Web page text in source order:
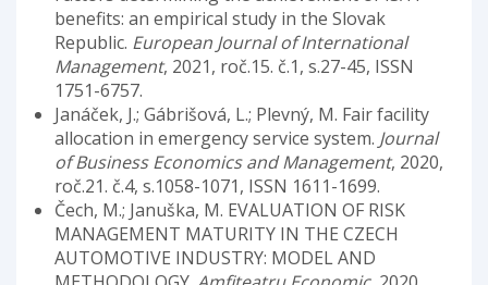
benefits: an empirical study in the Slovak
Republic. European Journal of International
Management, 2021, roč.15. č.1, s.27-45, ISSN
1751-6757.
Janáček, J.; Gábrišová, L.; Plevný, M. Fair facility
allocation in emergency service system. Journal
of Business Economics and Management, 2020,
roč.21. č.4, s.1058-1071, ISSN 1611-1699.
Čech, M.; Januška, M. EVALUATION OF RISK
MANAGEMENT MATURITY IN THE CZECH
AUTOMOTIVE INDUSTRY: MODEL AND